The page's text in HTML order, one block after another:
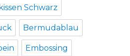
Schwarz
Bermudablau
Embossing